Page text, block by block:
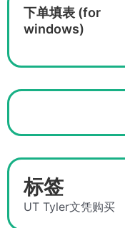
下单填表 (for
windows)
标签
UT Tyler文凭购买